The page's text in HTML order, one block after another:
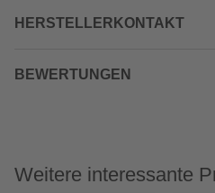
HERSTELLERKONTAKT
BEWERTUNGEN
Weitere interessante